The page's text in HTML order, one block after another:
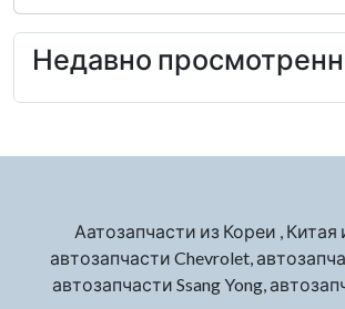
Недавно
Аатозапчасти из Кореи , Китая
автозапчасти Chevrolet,
автозапчасти Ssang Yong,